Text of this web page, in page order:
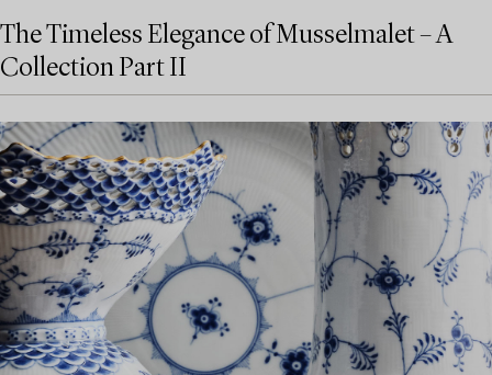
The Timeless Elegance of Musselmalet – A
Collection Part II